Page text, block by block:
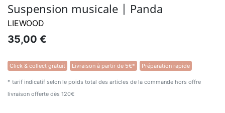
Suspension musicale | Panda
LIEWOOD
35,00 €
Click & collect gratuit Livraison à partir de 5€* Préparation rapide
* tarif indicatif selon le poids total des articles de la commande hors offre
livraison offerte dès 120€